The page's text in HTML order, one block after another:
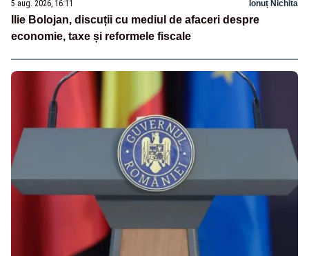
5 aug. 2026, 16:11 Ionuț Nichita
Ilie Bolojan, discuții cu mediul de afaceri despre
economie, taxe și reformele fiscale